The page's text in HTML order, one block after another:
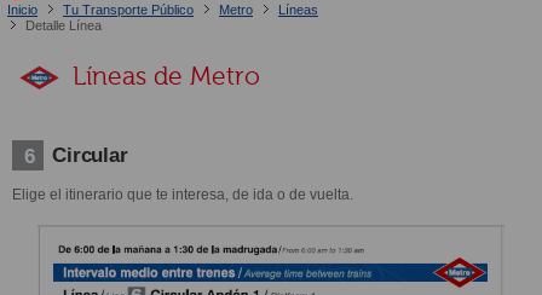
Inicio
Tu Transporte Público Metro
Líneas
Detalle Línea
Líneas de Metro
6 Circular
Elige el itinerario que te interesa, de ida o de vuelta.